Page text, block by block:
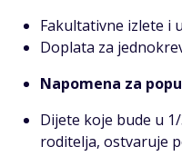
Fakultativne izlete i
Doplata za
Napomena za
Dijete koje bude u
roditelja, ostvaruje